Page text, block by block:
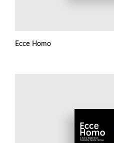
Ecce Homo